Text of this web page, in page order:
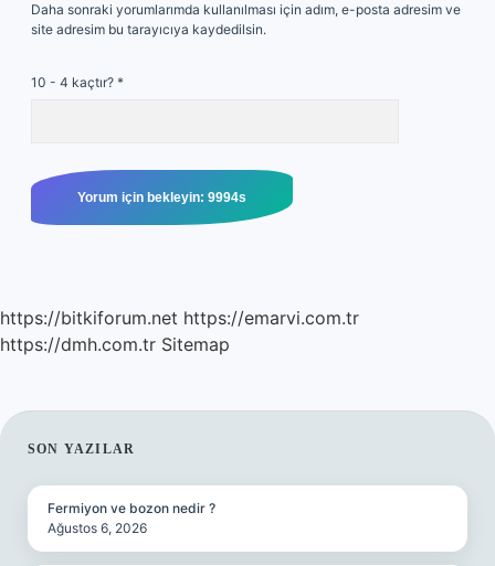
Daha sonraki yorumlarımda kullanılması için adım, e-posta adresim ve
site adresim bu tarayıcıya kaydedilsin.
10 - 4 kaçtır? *
https://bitkiforum.net https://emarvi.com.tr
https://dmh.com.tr Sitemap
SIDEBAR
SON YAZILAR
Fermiyon ve bozon nedir ?
Ağustos 6, 2026